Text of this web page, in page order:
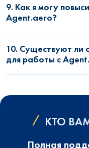
9. Как я могу
Agent.aero?
10. Существуют ли
для работы с
КТО
Полная